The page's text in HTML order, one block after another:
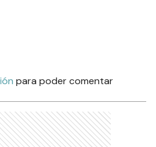
para poder comentar